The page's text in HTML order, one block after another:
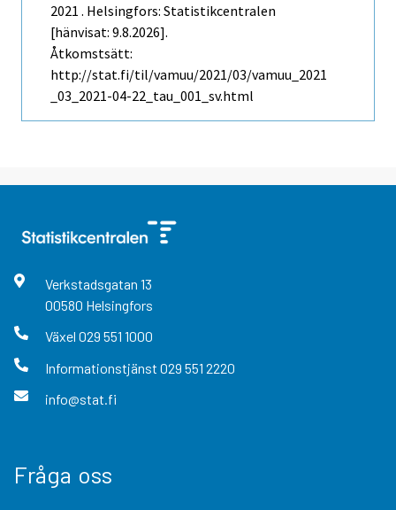
2021 . Helsingfors: Statistikcentralen
[hänvisat: 9.8.2026].
Åtkomstsätt:
http://stat.fi/til/vamuu/2021/03/vamuu_2021
_03_2021-04-22_tau_001_sv.html
Verkstadsgatan 13
00580 Helsingfors
Växel 029 551 1000
Informationstjänst 029 551 2220
info@stat.fi
Fråga oss